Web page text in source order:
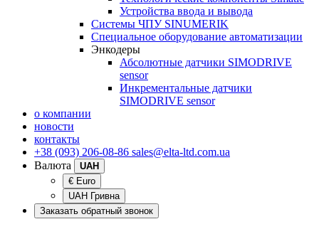
Устройства ввода и вывода
Системы ЧПУ SINUMERIK
Специальное оборудование автоматизации
Энкодеры
Абсолютные датчики SIMODRIVE
sensor
Инкрементальные датчики
SIMODRIVE sensor
о компании
новости
контакты
+38 (093) 206-08-86 sales@elta-ltd.com.ua
Валюта
UAH
€ Euro
UAH Гривна
Заказать обратный звонок